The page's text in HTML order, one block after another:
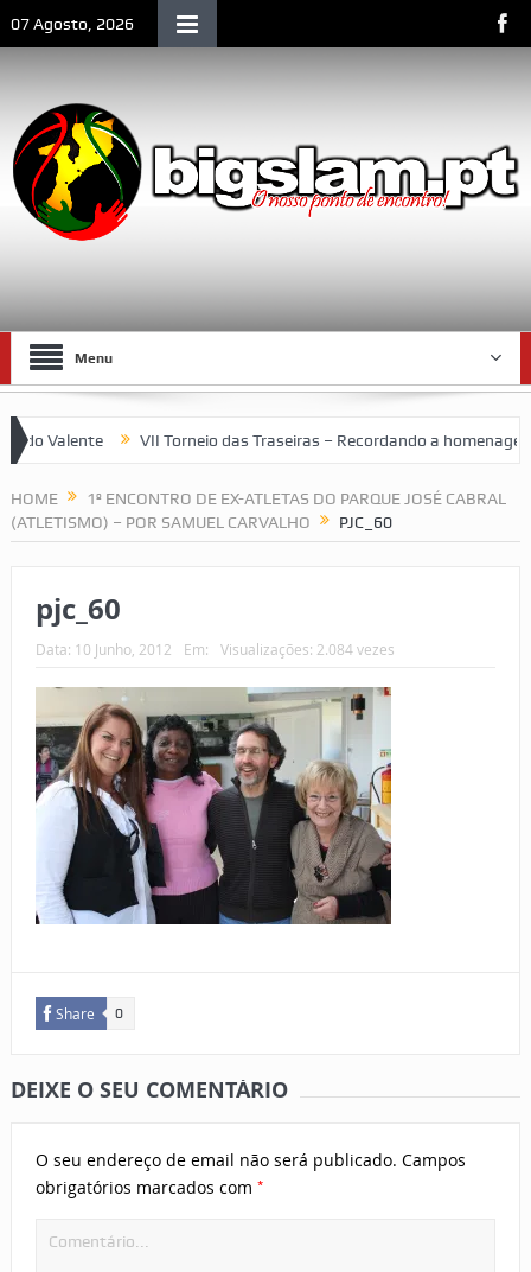
07 Agosto, 2026
Menu
Valente VII Torneio das Traseiras – Recordando a homenagem
HOME
1º ENCONTRO DE EX-ATLETAS DO PARQUE JOSÉ CABRAL
(ATLETISMO) – POR SAMUEL CARVALHO
PJC_60
pjc_60
Data: 10 Junho, 2012 Em: Visualizações: 2.084 vezes
Share 0
DEIXE O SEU COMENTÁRIO
O seu endereço de email não será publicado. Campos
obrigatórios marcados com *